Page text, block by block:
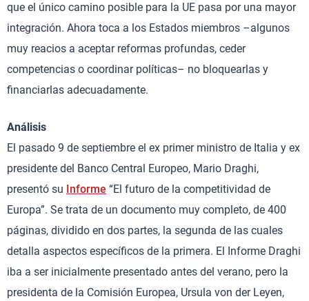
que el único camino posible para la UE pasa por una mayor
integración. Ahora toca a los Estados miembros –algunos
muy reacios a aceptar reformas profundas, ceder
competencias o coordinar políticas– no bloquearlas y
financiarlas adecuadamente.
Análisis
El pasado 9 de septiembre el ex primer ministro de Italia y ex
presidente del Banco Central Europeo, Mario Draghi,
presentó su Informe “El futuro de la competitividad de
Europa”. Se trata de un documento muy completo, de 400
páginas, dividido en dos partes, la segunda de las cuales
detalla aspectos específicos de la primera. El Informe Draghi
iba a ser inicialmente presentado antes del verano, pero la
presidenta de la Comisión Europea, Ursula von der Leyen,